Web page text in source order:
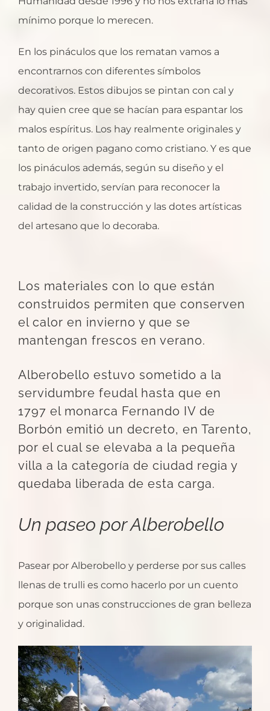
mínimo porque lo merecen.
En los pináculos que los rematan vamos a
encontrarnos con diferentes símbolos
decorativos. Estos dibujos se pintan con cal y
hay quien cree que se hacían para espantar los
malos espíritus. Los hay realmente originales y
tanto de origen pagano como cristiano. Y es que
los pináculos además, según su diseño y el
trabajo invertido, servían para reconocer la
calidad de la construcción y las dotes artísticas
del artesano que lo decoraba.
Los materiales con lo que están
construidos permiten que conserven
el calor en invierno y que se
mantengan frescos en verano.
Alberobello estuvo sometido a la
servidumbre feudal hasta que en
1797 el monarca Fernando IV de
Borbón emitió un decreto, en Tarento,
por el cual se elevaba a la pequeña
villa a la categoría de ciudad regia y
quedaba liberada de esta carga.
Un paseo por Alberobello
Pasear por Alberobello y perderse por sus calles
llenas de trulli es como hacerlo por un cuento
porque son unas construcciones de gran belleza
y originalidad.